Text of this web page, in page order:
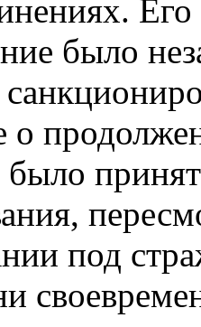
Его
было
о
было
под